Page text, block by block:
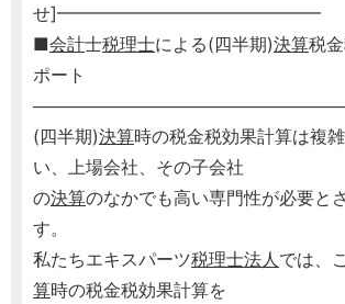
せ]━━━━━━━━━━━━━━━
■会計士税理士による(四半期)決算税
ポート
(四半期)決算時の税金税効果計算は複
い、上場会社、その子会社
の決算のなかでも高い専門性が必要と
す。
私たちエキスパーツ税理士法人では、
算時の税金税効果計算を